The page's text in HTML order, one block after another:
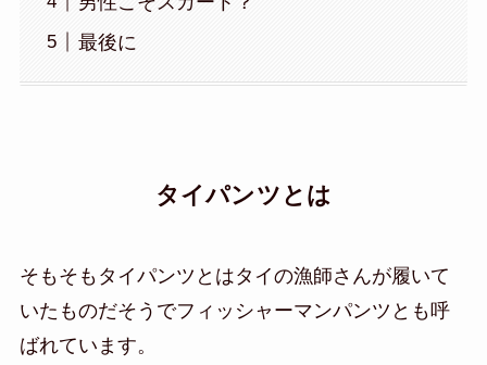
最後に
タイパンツとは
そもそもタイパンツとはタイの漁師さんが履いて
いたものだそうでフィッシャーマンパンツとも呼
ばれています。